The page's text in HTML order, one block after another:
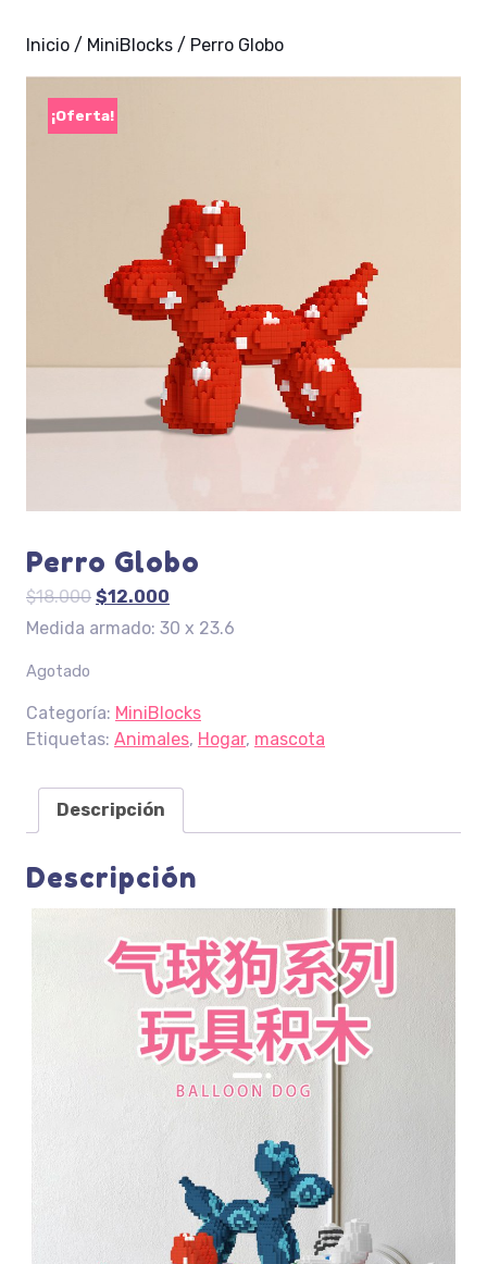
Inicio / MiniBlocks / Perro Globo
¡Oferta!
Perro Globo
$18.000 El
precio
$12.000
precio
Medida armado: 30 x 23.6
Agotado
Categoría: MiniBlocks
Etiquetas: Animales, Hogar, mascota
Descripción
Descripción